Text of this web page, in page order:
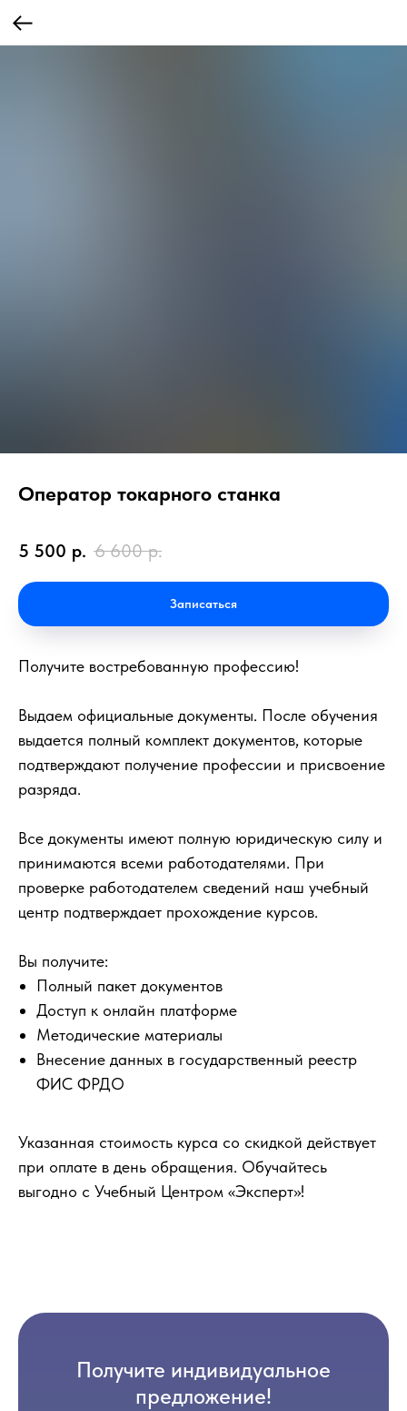
Оператор токарного станка
5 500 р. 6 600 р.
Записаться
Получите востребованную профессию!
Выдаем официальные документы. После обучения
выдается полный комплект документов, которые
подтверждают получение профессии и присвоение
разряда.
Все документы имеют полную юридическую силу и
принимаются всеми работодателями. При
проверке работодателем сведений наш учебный
центр подтверждает прохождение курсов.
Вы получите:
Полный пакет документов
Доступ к онлайн платформе
Методические материалы
Внесение данных в государственный реестр
ФИС ФРДО
Указанная стоимость курса со скидкой действует
при оплате в день обращения. Обучайтесь
выгодно с Учебный Центром «Эксперт»!
Получите индивидуальное
предложение!